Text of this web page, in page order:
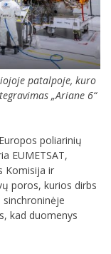
patalpoje, kuro
„Ariane 6“
poliarinių
EUMETSAT,
Komisija ir
poros, kurios dirbs
kad duomenys